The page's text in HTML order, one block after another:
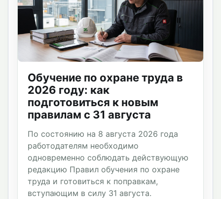
Обучение по охране труда в
2026 году: как
подготовиться к новым
правилам с 31 августа
По состоянию на 8 августа 2026 года
работодателям необходимо
одновременно соблюдать действующую
редакцию Правил обучения по охране
труда и готовиться к поправкам,
вступающим в силу 31 августа.